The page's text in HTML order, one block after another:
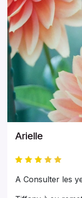
Arielle
A Consulter les